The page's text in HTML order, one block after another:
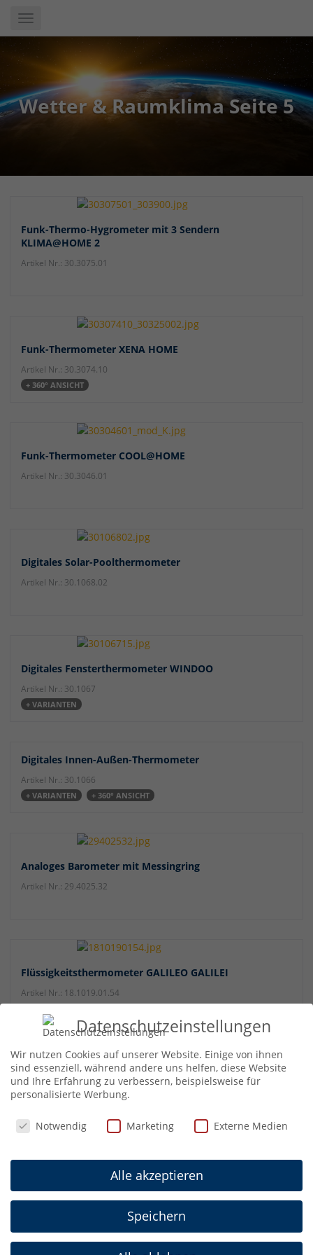
main
content
Toggle
navigation
Wetter & Raumklima Seite 5
Funk-Thermo-Hygrometer mit 3 Sendern
KLIMA@HOME 2
Artikel Nr.: 30.3075.01
Funk-Thermometer XENA HOME
Artikel Nr.: 30.3074.10
+ 360° ANSICHT
Funk-Thermometer COOL@HOME
Artikel Nr.: 30.3046.01
Digitales Solar-Poolthermometer
Artikel Nr.: 30.1068.02
Digitales Fensterthermometer WINDOO
Artikel Nr.: 30.1067
+ VARIANTEN
Digitales Innen-Außen-Thermometer
Artikel Nr.: 30.1066
+ VARIANTEN + 360° ANSICHT
Analoges Barometer mit Messingring
Artikel Nr.: 29.4025.32
Flüssigkeitsthermometer GALILEO GALILEI
Artikel Nr.: 18.1019.01.54
Flüssigkeitsthermometer GALILEO GALILEI
Artikel Nr.: 18.1018.01.54
Flüssigkeitsthermometer GALILEO GALILEI
Datenschutzeinstellungen
Wir nutzen Cookies auf unserer Website. Einige von ihnen
sind essenziell, während andere uns helfen, diese Website
und Ihre Erfahrung zu verbessern, beispielsweise für
personalisierte Werbung.
Datenschutzeinstellungen
Notwendig Marketing Externe Medien
Alle akzeptieren
Speichern